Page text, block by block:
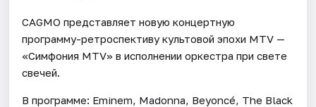
CAGMO представляет новую концертную
программу-ретроспективу культовой эпохи MTV —
«Симфония MTV» в исполнении оркестра при свете
свечей.
В программе: Eminem, Madonna, Beyoncé, The Black